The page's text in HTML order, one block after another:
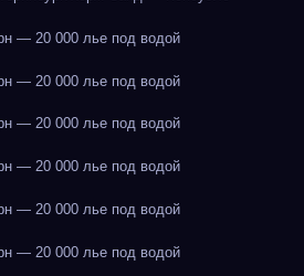
— 20 000 лье под водой
— 20 000 лье под водой
— 20 000 лье под водой
— 20 000 лье под водой
— 20 000 лье под водой
— 20 000 лье под водой